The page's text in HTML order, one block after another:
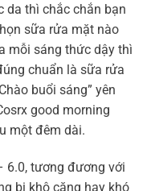
da thì chắc chắn bạn
sữa rửa mặt nào
mỗi sáng thức dậy thì
chuẩn là sữa rửa
buổi sáng” yên
good morning
một đêm dài.
6.0, tương đương với
bị khô căng hay khó